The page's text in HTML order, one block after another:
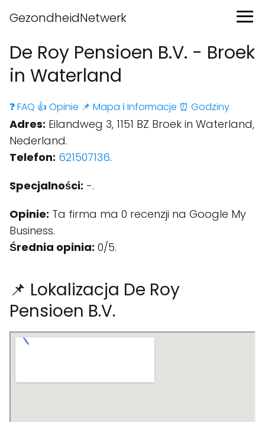
GezondheidNetwerk
De Roy Pensioen B.V. - Broek
in Waterland
❓ FAQ 👍 Opinie 📌 Mapa ℹ️ Informacje ⏰ Godziny
Adres: Eilandweg 3, 1151 BZ Broek in Waterland,
Nederland.
Telefon: 621507136.
Specjalności: -.
Opinie: Ta firma ma 0 recenzji na Google My
Business.
Średnia opinia: 0/5.
📌 Lokalizacja De Roy
Pensioen B.V.